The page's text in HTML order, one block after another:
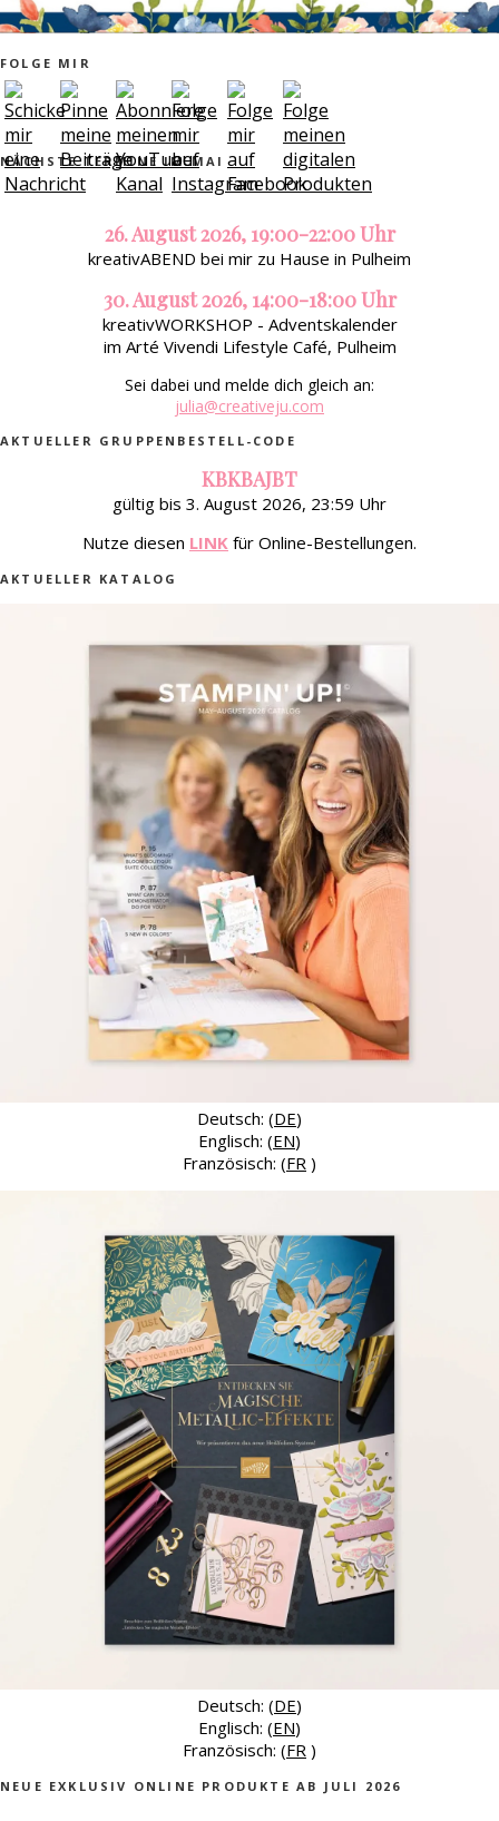
FOLGE MIR
NÄCHSTE TERMINE IM MAI
26. August 2026, 19:00-22:00 Uhr
kreativABEND bei mir zu Hause in Pulheim
30. August 2026, 14:00-18:00 Uhr
kreativWORKSHOP - Adventskalender
im Arté Vivendi Lifestyle Café, Pulheim
Sei dabei und melde dich gleich an:
julia@creativeju.com
AKTUELLER GRUPPENBESTELL-CODE
KBKBAJBT
gültig bis 3. August 2026, 23:59 Uhr
Nutze diesen LINK für Online-Bestellungen.
AKTUELLER KATALOG
Deutsch: (DE)
Englisch: (EN)
Französisch: (FR )
Deutsch: (DE)
Englisch: (EN)
Französisch: (FR )
NEUE EXKLUSIV ONLINE PRODUKTE AB JULI 2026